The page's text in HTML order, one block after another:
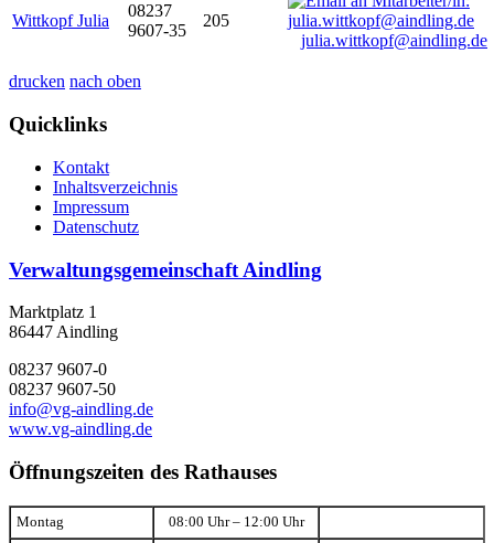
Wittkopf Julia
08237
9607-35
205
julia.wittkopf@aindling.de
drucken nach oben
Quicklinks
Kontakt
Inhaltsverzeichnis
Impressum
Datenschutz
Verwaltungsgemeinschaft Aindling
Marktplatz 1
86447 Aindling
08237 9607-0
08237 9607-50
info@vg-aindling.de
www.vg-aindling.de
Öffnungszeiten des Rathauses
Montag 08:00 Uhr – 12:00 Uhr